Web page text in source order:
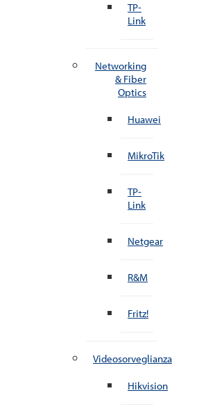
TP-
Link
Networking
& Fiber
Optics
Huawei
MikroTik
TP-
Link
Netgear
R&M
Fritz!
Videosorveglianza
Hikvision